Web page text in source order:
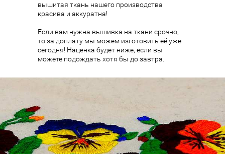
вышитая ткань нашего производства
красива и аккуратна!
Если вам нужна вышивка на ткани срочно,
то за доплату мы можем изготовить её уже
сегодня! Наценка будет ниже, если вы
можете подождать хотя бы до завтра.